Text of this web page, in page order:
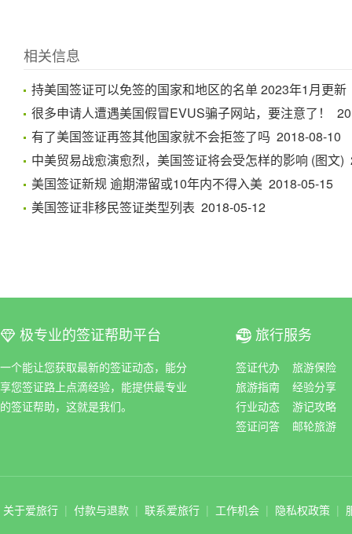
相关信息
持美国签证可以免签的国家和地区的名单 2023年1月更
很多申请人遭遇美国假冒EVUS骗子网站，要注意了！
有了美国签证再签其他国家就不会拒签了吗 2018-08-10
中美贸易战愈演愈烈，美国签证将会受怎样的影响 (图文)
美国签证新规 逾期滞留或10年内不得入美 2018-05-15
美国签证非移民签证类型列表 2018-05-12
ꀆ 极专业的签证帮助平台
一个能让您获取最新的签证动态，能分
享您签证路上点滴经验，能提供最专业
的签证帮助，这就是我们。
ꀇ 旅行服务
签证代办
旅游保险
旅游指南
经验分享
行业动态
游记攻略
签证问答
邮轮旅游
关于爱旅行 | 付款与退款 | 联系爱旅行 | 工作机会 | 隐私权政策 |